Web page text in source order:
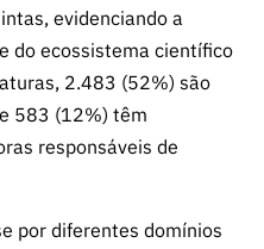
“Ciência +
Digital” e
“Ciência +
Capacitaç
ão”
evidenciando a
do ecossistema científico
2.483 (52%) são
583 (12%) têm
responsáveis de
por diferentes domínios